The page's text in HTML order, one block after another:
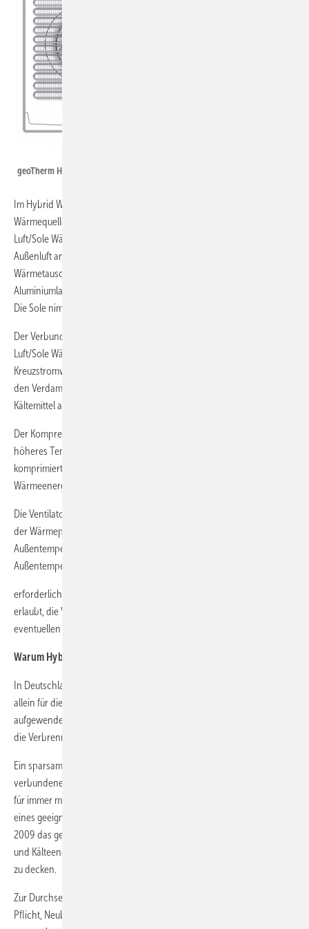
geoTherm Hybrid Luft-Wasser WP
Im Hybrid Wärmepumpensystem mit Luft-Inneneinheit wird das
Wärmequellenträgermedium – die Soleflüssigkeit – durch den
Luft/Sole Wärmetauscher gefördert. Mithilfe eines Ventilators wird die
Außenluft angesaugt und gelangt ebenfalls zum Luft/Sole
Wärmetauscher. In diesem wird die Energie der Luft mittels
Aluminiumlamellen an das soledurchströmte Rohrregister abgegeben.
Die Sole nimmt die Energie aus der Luft auf.
Der Verbund aus Rohrregister und Aluminiumlamellen stellen den
Luft/Sole Wärmetauscher dar. Die Bauart ist ein
Kreuzstromwärmetauscher. Die erwärmte Soleflüssigkeit gelangt in
den Verdampfer der Wärmepumpe und gibt dort die Wärme an das
Kältemittel ab, sodass das Kältemittel dampfförmig wird.
Der Kompressor hebt anschließend diese Quellenenergie auf ein
höheres Temperaturniveau, in dem er den Kältemitteldampf
komprimiert. Im Kondensator schließlich gibt das Kältemittel die
Wärmeenergie an das Heizungswasser ab.
Die Ventilatordrehzahl wird über e-Bus Kommunikation vom Regler in
der Wärmepumpe bedarfsgerecht angepasst, d.h. bei höheren
Außentemperaturen ist eine niedrigere und bei tieferen
Außentemperaturen eine höhere Ventilatordrehzahl
erforderlich. Ferner besitzt der Regler eine Piharmonic-Funktion die
erlaubt, die Ventilatordrehzahl im Nachtbetrieb zu reduzieren um
eventuellen Schallemissionen entgegen zu wirken.
Warum Hybrid?
In Deutschland werden rund drei Viertel des privaten Energiebedarfs
allein für die Erzeugung von Heizungswärme und Warmwasser
aufgewendet. Die Energiegewinnung wird dabei hauptsächlich über
die Verbrennung fossiler Energieträger realisiert.
Ein sparsamer Umgang mit den natürlichen Ressourcen und die damit
verbundenen ökonomischen und ökologischen Vorteile sind jedoch
für immer mehr Menschen entscheidende Kriterien bei der Auswahl
eines geeigneten Heizsystems. Zudem stellt das EEWärmeG (§ 1) seit
2009 das gesetzliche Ziel auf, bis 2020 mindestens 14 % des Wärme-
und Kälteenergiebedarfs von Gebäuden durch erneuerbare Energien
zu decken.
Zur Durchsetzung dieses Ziels begründet das Gesetz die allgemeine
Pflicht, Neubauten in Höhe eines vorgeschriebenen Prozentsatzes mit